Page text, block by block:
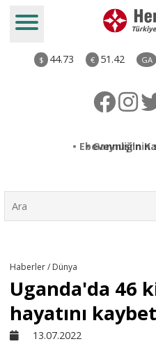
$ 44.73 € 51.42 GA
• Ebeveynliğin
Haberler / Dünya
Uganda'da 46
hayatını
13.07.2022